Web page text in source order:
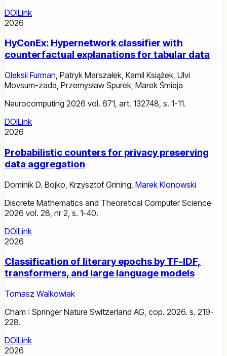
DOILink
2026
HyConEx: Hypernetwork classifier with
counterfactual explanations for tabular data
Oleksii Furman, Patryk Marszałek, Kamil Książek, Ulvi
Movsum-zada, Przemysław Spurek, Marek Śmieja
Neurocomputing 2026 vol. 671, art. 132748, s. 1-11.
DOILink
2026
Probabilistic counters for privacy preserving
data aggregation
Dominik D. Bojko Krzysztof Grining Marek Klonowski
Discrete Mathematics and Theoretical Computer Science
2026 vol. 28, nr 2, s. 1-40.
DOILink
2026
Classification of literary epochs by TF-IDF,
transformers, and large language models
Tomasz Walkowiak
Cham : Springer Nature Switzerland AG, cop. 2026. s. 219-
228.
DOILink
2026